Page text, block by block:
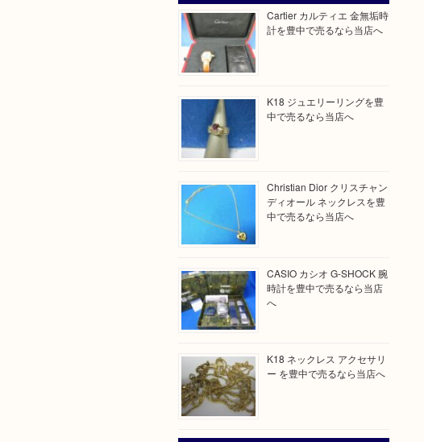
Cartier カルティエ 金無垢時
計を豊中で売るなら当店へ
K18 ジュエリーリングを豊
中で売るなら当店へ
Christian Dior クリスチャン
ディオール ネックレスを豊
中で売るなら当店へ
CASIO カシオ G-SHOCK 腕
時計を豊中で売るなら当店
へ
K18 ネックレス アクセサリ
ー を豊中で売るなら当店へ